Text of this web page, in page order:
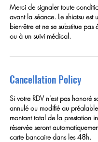
Merci de signaler toute
avant la séance. Le shiatsu est
bien-être et ne se substitue pas
ou à un suivi médical.
Cancellation Policy
Si votre RDV n'est pas honoré
annulé ou modifié au
montant total de la prestation
réservée seront
carte bancaire dans les 48h.